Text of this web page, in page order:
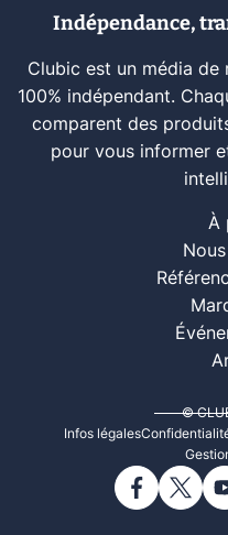
Indépendance,
Clubic est un média
100% indépendant.
comparent des
pour vous informer
À
©
Infos légales